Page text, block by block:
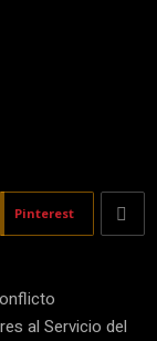
Pinterest
al Servicio del